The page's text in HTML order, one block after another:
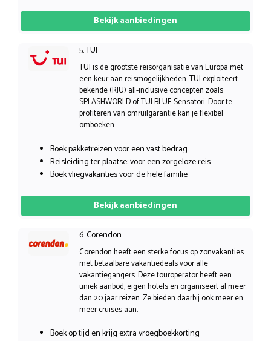
Bekijk aanbiedingen
5. TUI
TUI is de grootste reisorganisatie van Europa met
een keur aan reismogelijkheden. TUI exploiteert
bekende (RIU) all-inclusive concepten zoals
SPLASHWORLD of TUI BLUE Sensatori. Door te
profiteren van omruilgarantie kan je flexibel
omboeken.
Boek pakketreizen voor een vast bedrag
Reisleiding ter plaatse: voor een zorgeloze reis
Boek vliegvakanties voor de hele familie
Bekijk aanbiedingen
6. Corendon
Corendon heeft een sterke focus op zonvakanties
met betaalbare vakantiedeals voor alle
vakantiegangers. Deze touroperator heeft een
uniek aanbod, eigen hotels en organiseert al meer
dan 20 jaar reizen. Ze bieden daarbij ook meer en
meer cruises aan.
Boek op tijd en krijg extra vroegboekkorting